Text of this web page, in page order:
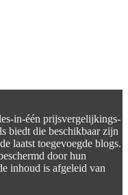
in-één prijsvergelijkings-
biedt die beschikbaar zijn
laatst toegevoegde blogs.
door hun
inhoud is afgeleid van